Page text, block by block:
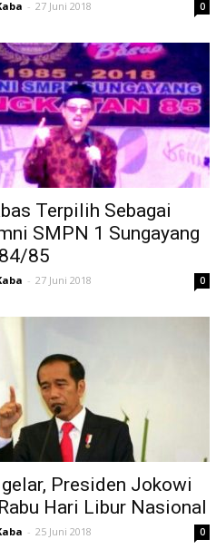
- 27 Juni 2018 0
Terpilih Sebagai
SMPN 1 Sungayang
85
- 27 Juni 2018 0
Presiden Jokowi
Hari Libur Nasional
- 25 Juni 2018 0